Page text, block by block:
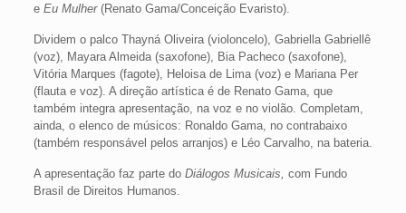
e Eu Mulher(Renato Gama/Conceição Evaristo).
Dividem o palco Thayná Oliveira (violoncelo), Gabriella Gabriellê
(voz), Mayara Almeida (saxofone), Bia Pacheco (saxofone),
Vitória Marques (fagote), Heloisa de Lima (voz) e Mariana Per
(flauta e voz). A direção artística é de Renato Gama, que
também integra apresentação, na voz e no violão. Completam,
ainda, o elenco de músicos: Ronaldo Gama, no contrabaixo
(também responsável pelos arranjos) e Léo Carvalho, na bateria.
A apresentação faz parte do Diálogos Musicais, com Fundo
Brasil de Direitos Humanos.